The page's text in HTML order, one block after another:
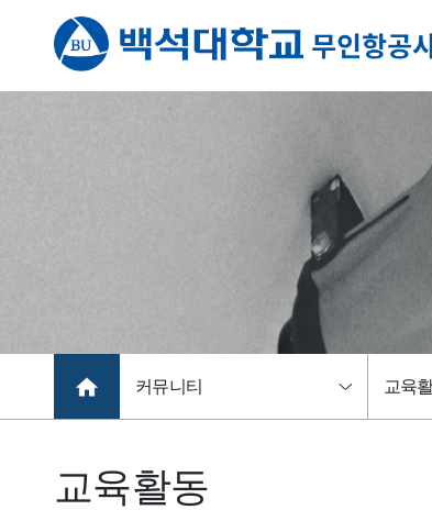
커뮤니티 교육
교육활동